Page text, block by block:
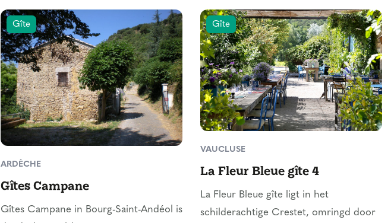
Gîte
ARDÈCHE
Gîtes Campane
Gîtes Campane in Bourg-Saint-Andéol is
Gîte
VAUCLUSE
La Fleur Bleue gîte 4
La Fleur Bleue gîte ligt in het
schilderachtige Crestet, omringd door